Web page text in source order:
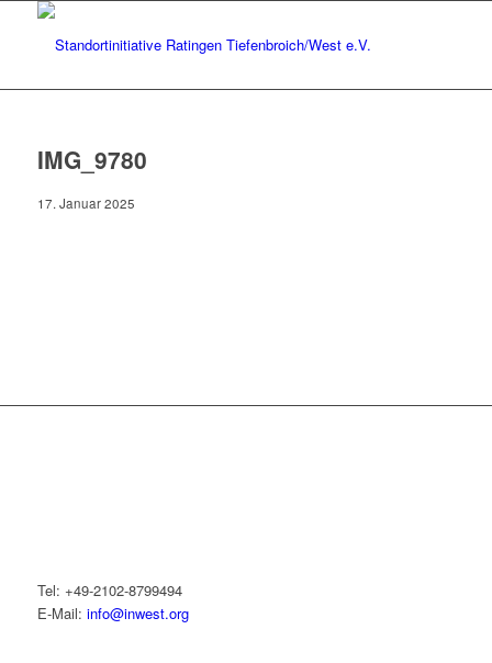
IMG_9780
17. Januar 2025
Tel: +49-2102-8799494
E-Mail: info@inwest.org